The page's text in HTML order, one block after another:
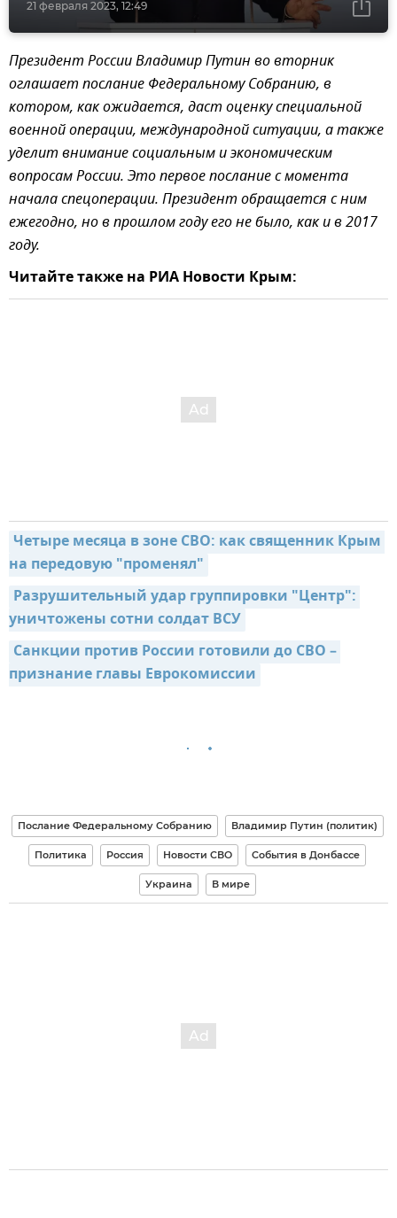
21 февраля 2023, 12:49
Президент России Владимир Путин во вторник
оглашает послание Федеральному Собранию, в
котором, как ожидается, даст оценку специальной
военной операции, международной ситуации, а также
уделит внимание социальным и экономическим
вопросам России. Это первое послание с момента
начала спецоперации. Президент обращается с ним
ежегодно, но в прошлом году его не было, как и в 2017
году.
Читайте также на РИА Новости Крым:
Четыре месяца в зоне СВО: как священник Крым
на передовую "променял"
Разрушительный удар группировки "Центр":
уничтожены сотни солдат ВСУ
Санкции против России готовили до СВО –
признание главы Еврокомиссии
Послание Федеральному Собранию Владимир Путин (политик)
Политика Россия Новости СВО События в Донбассе
Украина В мире